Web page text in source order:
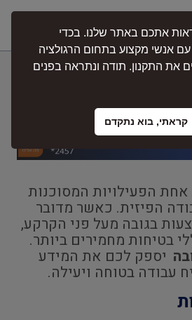
בהדרכה נכונה – והידע
את ההבדל
הפעילויות המסוכנות
הפיזית. כאשר מדובר
בגובה מעל פני הקרקע,
בטיחות מחמירים ביותר.
יספק לכם את המידע
עבודה בטוחה ויעילה.
אתכם באתר שלנו. בכדי
אנשי מקצוע בתחום הרגולציה
את התקנון. תודה ונתראה בפנים
קראתי, בוא נתקדם